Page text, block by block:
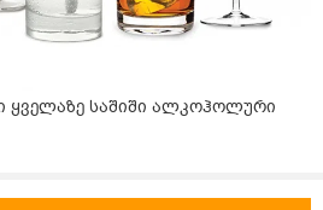
ყველაზე საშიში ალკოჰოლური